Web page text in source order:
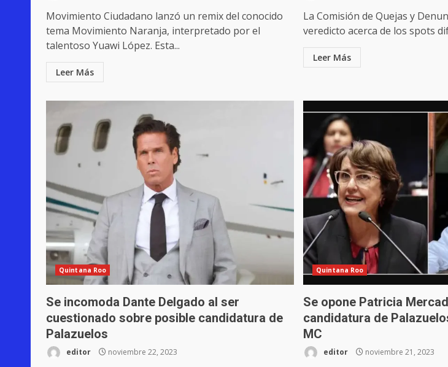
Movimiento Ciudadano lanzó un remix del conocido
tema Movimiento Naranja, interpretado por el
talentoso Yuawi López. Esta...
Leer Más
La Comisión de Quejas y
veredicto acerca de los spots
Leer Más
Quintana Roo
Se incomoda Dante Delgado al ser
cuestionado sobre posible candidatura de
Palazuelos
editor noviembre 22, 2023
Quintana Roo
Se opone Patricia
candidatura de
MC
editor noviembre 21, 2023